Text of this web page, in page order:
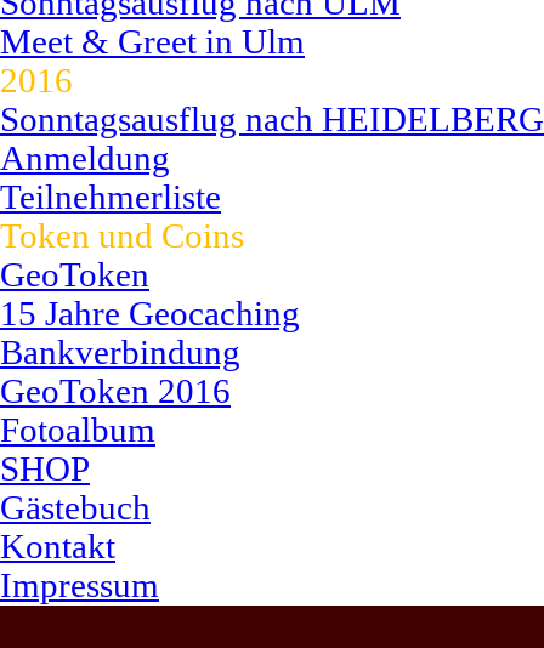
Meet & Greet in Ulm
2016
Sonntagsausflug nach HEIDELBERG
Anmeldung
Teilnehmerliste
Token und Coins
GeoToken
15 Jahre Geocaching
Bankverbindung
GeoToken 2016
Fotoalbum
SHOP
Gästebuch
Kontakt
Impressum